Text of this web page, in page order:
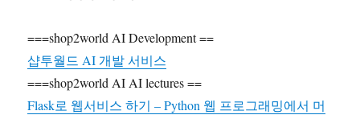
개
구
데
이
터
세
===shop2world AI Development ==
샵투월드 AI 개발 서비스
===shop2world AI AI lectures ==
Flask로 웹서비스 하기 – Python 웹 프로그래밍에서 머